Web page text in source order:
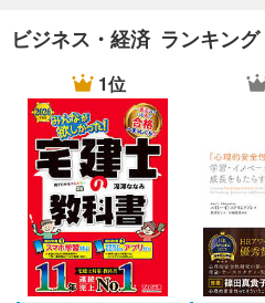
ビジネス・経済 ランキング
1位